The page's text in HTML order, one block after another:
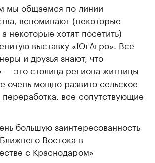
мы общаемся по линии
вспоминают (некоторые
некоторые хотят посетить)
выставку «ЮгАгро». Все
и друзья знают, что
— это столица региона-житницы
очень мощно развито сельское
переработка, все сопутствующие
большую заинтересованность
Востока в
с Краснодаром»